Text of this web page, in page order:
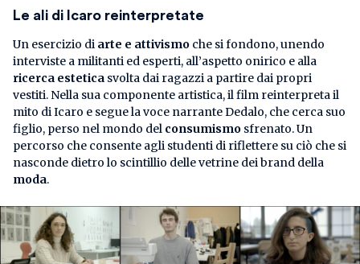
Le ali di Icaro reinterpretate
Un esercizio di arte e attivismo che si fondono, unendo
interviste a militanti ed esperti, all’aspetto onirico e alla
ricerca estetica svolta dai ragazzi a partire dai propri
vestiti. Nella sua componente artistica, il film reinterpreta il
mito di Icaro e segue la voce narrante Dedalo, che cerca suo
figlio, perso nel mondo del consumismo sfrenato. Un
percorso che consente agli studenti di riflettere su ciò che si
nasconde dietro lo scintillio delle vetrine dei brand della
moda.